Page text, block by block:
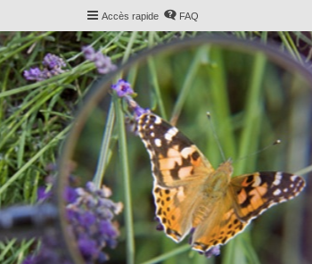
Accès rapide FAQ